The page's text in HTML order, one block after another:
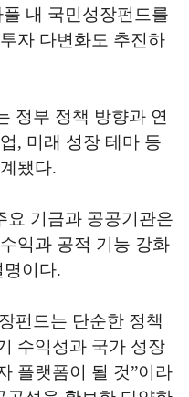
내 국민성장펀드를
자 다변화도 추진하
정부 정책 방향과 연
, 미래 성장 테마 등
됐다.
요 기금과 공공기관은
익과 공적 기능 강화
이다.
펀드는 단순한 정책
수익성과 국가 성장
플랫폼이 될 것”이라